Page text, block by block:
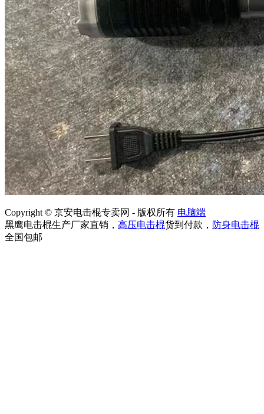
Copyright © 京安电击棍专卖网 - 版权所有 电脑端
黑鹰电击棍生产厂家直销， 高压电击棍货到付款， 防身电击棍
全国包邮